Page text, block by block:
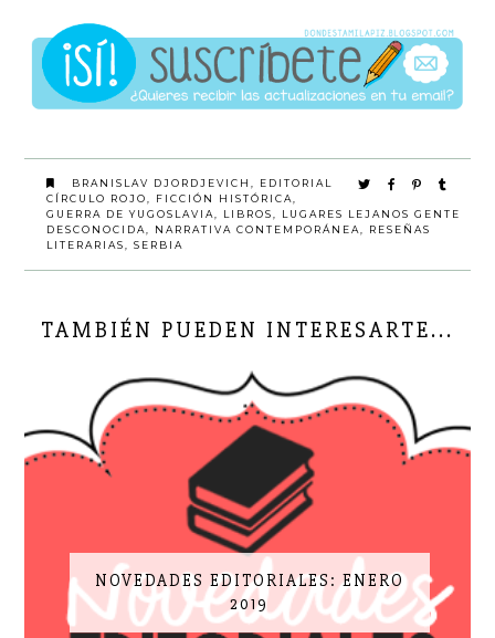
BRANISLAV DJORDJEVICH,
EDITORIAL
CÍRCULO ROJO, FICCIÓN HISTÓRICA,
GUERRA DE YUGOSLAVIA, LIBROS,
LUGARES LEJANOS GENTE
DESCONOCIDA, NARRATIVA CONTEMPORÁNEA,
RESEÑAS
LITERARIAS, SERBIA
TAMBIÉN PUEDEN INTERESARTE...
NOVEDADES EDITORIALES: ENERO
2019